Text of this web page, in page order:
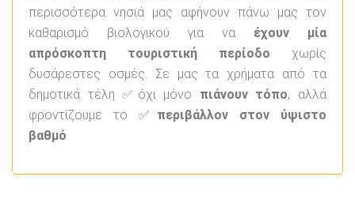
περισσότερα νησιά μας αφήνουν πάνω μας τον
καθαρισμό βιολογικού για να έχουν μία
απρόσκοπτη τουριστική περίοδο χωρίς
δυσάρεστες οσμές. Σε μας τα χρήματα από τα
δημοτικά τέλη ✅όχι μόνο πιάνουν τόπο, αλλά
φροντίζουμε το ✅ περιβάλλον στον ύψιστο
βαθμό